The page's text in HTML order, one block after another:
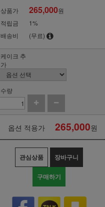
상품가 265,000원
적립금
1%
배송비
(무료)
케이크 추
가
수량
옵션 적용가 265,000원
관심상품 장바구니
구매하기